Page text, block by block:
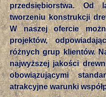
przedsiębiorstwa. Od
tworzeniu konstrukcji
W naszej ofercie
projektów,
różnych grup klientów.
najwyższej jakości
obowiązującymi
atrakcyjne warunki